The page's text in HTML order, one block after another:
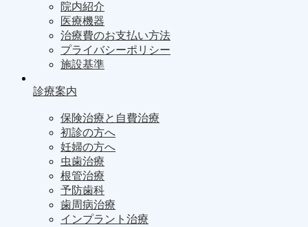
院内紹介
医療機器
治療費のお支払い方法
プライバシーポリシー
施設基準
診療案内
保険治療と自費治療
初診の方へ
妊婦の方へ
虫歯治療
根管治療
予防歯科
歯周病治療
インプラント治療